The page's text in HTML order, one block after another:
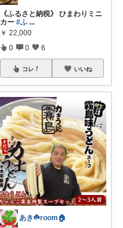
《ふるさと納税》 ひまわりミニ
カー #ふ ...
￥ 22,000
0 0 6
コレ いいね
あき☘️room🏠